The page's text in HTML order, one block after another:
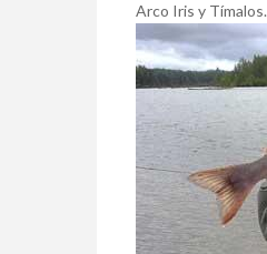
Arco Iris y Tímalos.